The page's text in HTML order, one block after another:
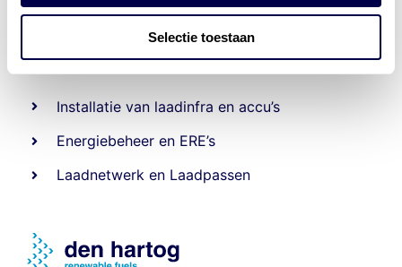
Selectie toestaan
laad- en accu oplossingen
Installatie van laadinfra en accu’s
Energiebeheer en ERE’s
Laadnetwerk en Laadpassen